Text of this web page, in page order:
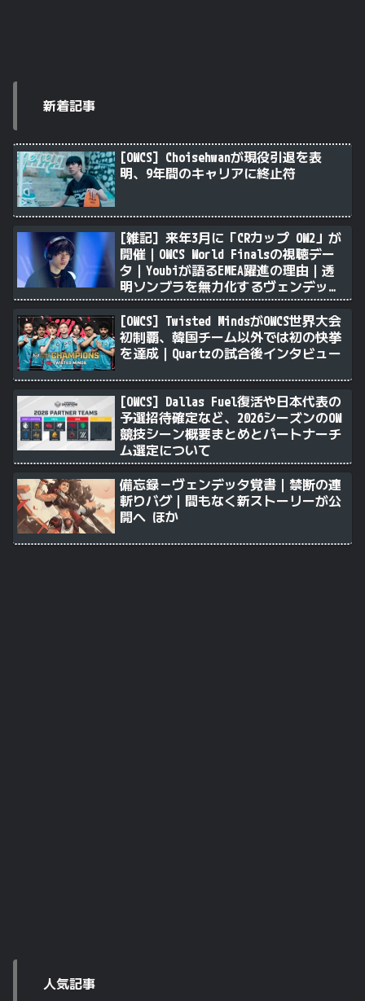
新着記事
[OWCS] Choisehwanが現役引退を表
明、9年間のキャリアに終止符
[雑記] 来年3月に「CRカップ OW2」が
開催｜OWCS World Finalsの視聴デー
タ｜Youbiが語るEMEA躍進の理由｜透
明ソンブラを無力化するヴェンデッタ
｜Stalk3rが久々のツィート ほか
[OWCS] Twisted MindsがOWCS世界大会
初制覇、韓国チーム以外では初の快挙
を達成｜Quartzの試合後インタビュー
[OWCS] Dallas Fuel復活や日本代表の
予選招待確定など、2026シーズンのOW
競技シーン概要まとめとパートナーチ
ム選定について
備忘録－ヴェンデッタ覚書｜禁断の連
斬りバグ｜間もなく新ストーリーが公
開へ ほか
人気記事